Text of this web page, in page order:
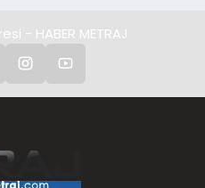
- HABER METRAJ